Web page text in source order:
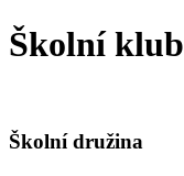
Školní klub
Školní družina